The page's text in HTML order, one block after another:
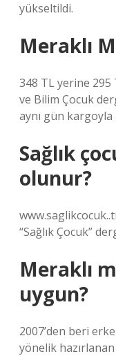
yükseltildi.
Meraklı
348 TL yerine
ve Bilim Çocuk
aynı gün
Sağlık
olunur?
“Sağlık Çocuk”
Meraklı
uygun?
2007’den beri
yönelik hazırlanan